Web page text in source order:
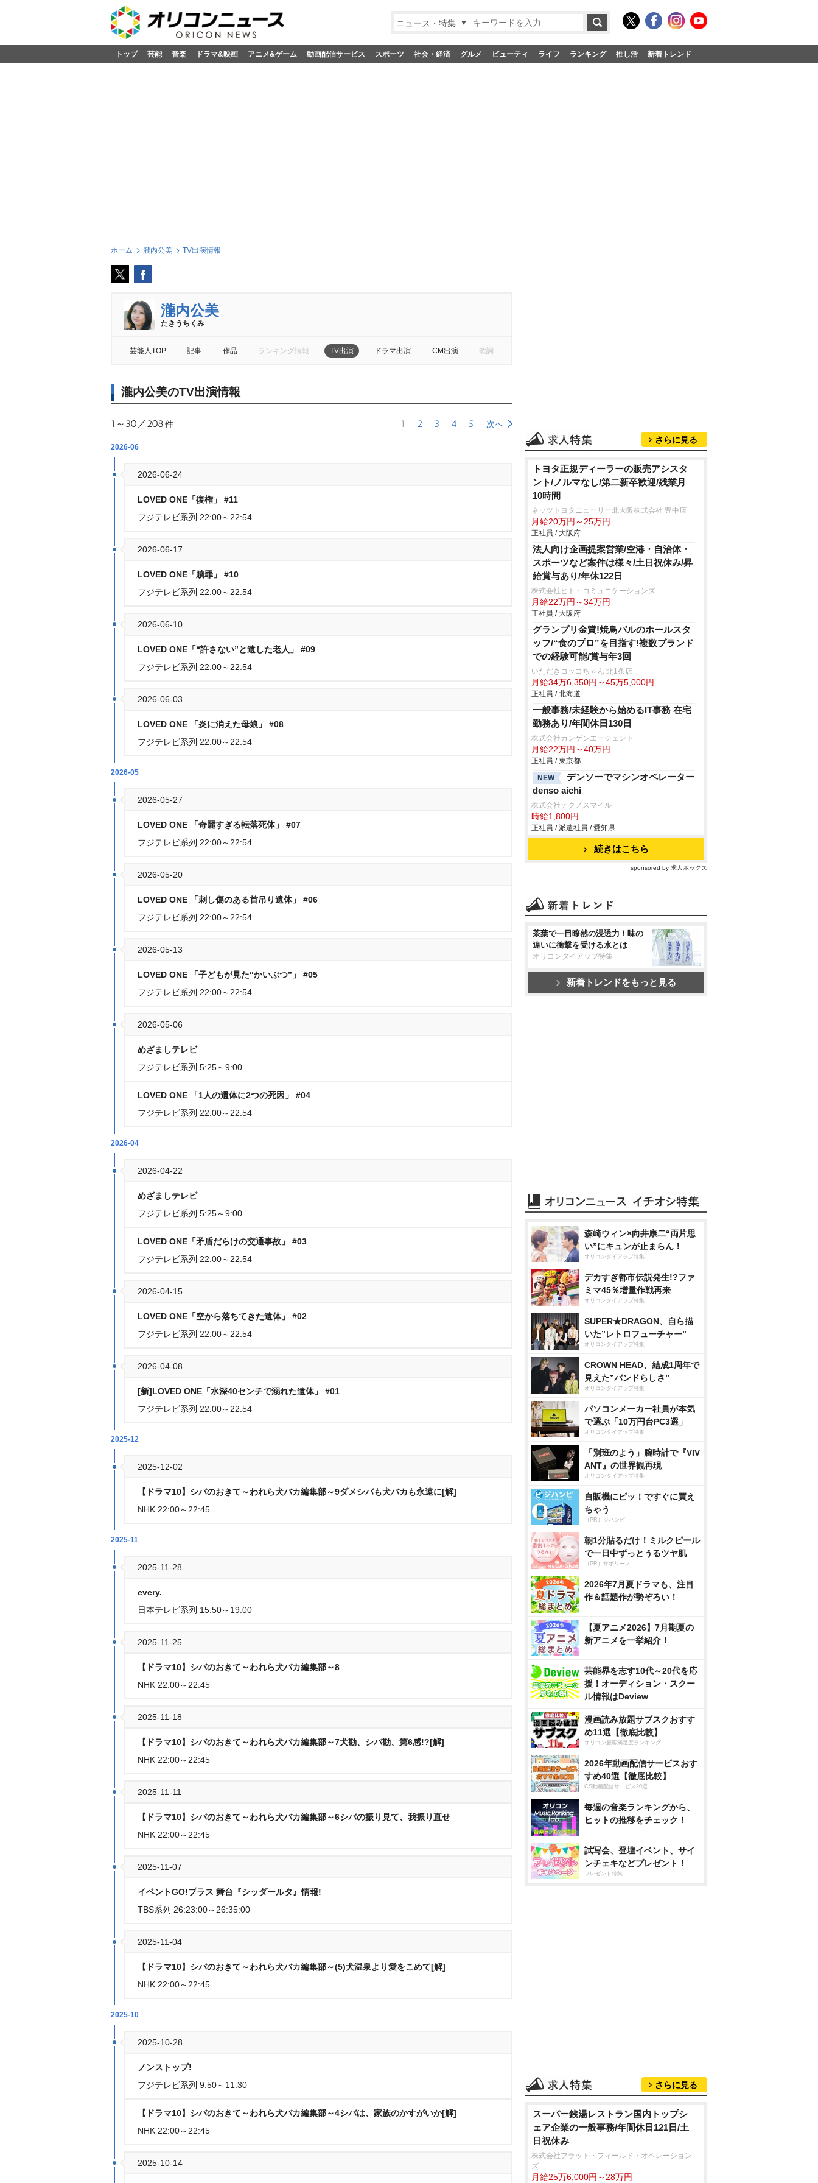
ニュース・特集
トップ 芸能 音楽 ドラマ&映画 アニメ&ゲーム 動画配信サービス スポーツ 社会・経済 グルメ ビューティ ライフ ランキング 推し活 新着トレンド
ホーム 瀧内公美 TV出演情報
瀧内公美
たきうちくみ
芸能人TOP 記事 作品 ランキング情報 TV出演 ドラマ出演 CM出演 歌詞
瀧内公美のTV出演情報
1～30／208件 1 2 3 4 5 次へ
2026-06
2026-06-24
LOVED ONE「復権」 #11
フジテレビ系列 22:00～22:54
2026-06-17
LOVED ONE「贖罪」 #10
フジテレビ系列 22:00～22:54
2026-06-10
LOVED ONE「“許さない”と遺した老人」 #09
フジテレビ系列 22:00～22:54
2026-06-03
LOVED ONE 「炎に消えた母娘」 #08
フジテレビ系列 22:00～22:54
2026-05
2026-05-27
LOVED ONE 「奇麗すぎる転落死体」 #07
フジテレビ系列 22:00～22:54
2026-05-20
LOVED ONE 「刺し傷のある首吊り遺体」 #06
フジテレビ系列 22:00～22:54
2026-05-13
LOVED ONE 「子どもが見た“かいぶつ”」 #05
フジテレビ系列 22:00～22:54
2026-05-06
めざましテレビ
フジテレビ系列 5:25～9:00
LOVED ONE 「1人の遺体に2つの死因」 #04
フジテレビ系列 22:00～22:54
2026-04
2026-04-22
めざましテレビ
フジテレビ系列 5:25～9:00
LOVED ONE「矛盾だらけの交通事故」 #03
フジテレビ系列 22:00～22:54
2026-04-15
LOVED ONE「空から落ちてきた遺体」 #02
フジテレビ系列 22:00～22:54
2026-04-08
[新]LOVED ONE「水深40センチで溺れた遺体」 #01
フジテレビ系列 22:00～22:54
2025-12
2025-12-02
【ドラマ10】シバのおきて～われら犬バカ編集部～9ダメシバも犬バカも永遠に[解]
NHK 22:00～22:45
2025-11
2025-11-28
every.
日本テレビ系列 15:50～19:00
2025-11-25
【ドラマ10】シバのおきて～われら犬バカ編集部～8
NHK 22:00～22:45
2025-11-18
【ドラマ10】シバのおきて～われら犬バカ編集部～7犬勘、シバ勘、第6感!?[解]
NHK 22:00～22:45
2025-11-11
【ドラマ10】シバのおきて～われら犬バカ編集部～6シバの振り見て、我振り直せ
NHK 22:00～22:45
2025-11-07
イベントGO!プラス 舞台『シッダールタ』情報!
TBS系列 26:23:00～26:35:00
2025-11-04
【ドラマ10】シバのおきて～われら犬バカ編集部～(5)犬温泉より愛をこめて[解]
NHK 22:00～22:45
2025-10
2025-10-28
ノンストップ!
フジテレビ系列 9:50～11:30
【ドラマ10】シバのおきて～われら犬バカ編集部～4シバは、家族のかすがいか[解]
NHK 22:00～22:45
2025-10-14
さらに見る
トヨタ正規ディーラーの販売アシスタ
ント/ノルマなし/第二新卒歓迎/残業月
10時間
ネッツトヨタニューリー北大阪株式会社 豊中店
月給20万円～25万円
正社員 / 大阪府
法人向け企画提案営業/空港・自治体・
スポーツなど案件は様々/土日祝休み/昇
給賞与あり/年休122日
株式会社ヒト・コミュニケーションズ
月給22万円～34万円
正社員 / 大阪府
グランプリ金賞!焼鳥バルのホールスタ
ッフ/“食のプロ”を目指す!複数ブランド
での経験可能/賞与年3回
いただきコッコちゃん 北1条店
月給34万6,350円～45万5,000円
正社員 / 北海道
一般事務/未経験から始めるIT事務 在宅
勤務あり/年間休日130日
株式会社カンゲンエージェント
月給22万円～40万円
正社員 / 東京都
NEW
デンソーでマシンオペレーター
denso aichi
株式会社テクノスマイル
時給1,800円
正社員 / 派遣社員 / 愛知県
続きはこちら
sponsored by 求人ボックス
茶葉で一目瞭然の浸透力！味の
違いに衝撃を受ける水とは
オリコンタイアップ特集
新着トレンドをもっと見る
森崎ウィン×向井康二“両片思
い”にキュンが止まらん！
オリコンタイアップ特集
デカすぎ都市伝説発生!?ファ
ミマ45％増量作戦再来
オリコンタイアップ特集
SUPER★DRAGON、自ら描
いた”レトロフューチャー”
オリコンタイアップ特集
CROWN HEAD、結成1周年で
見えた”バンドらしさ”
オリコンタイアップ特集
パソコンメーカー社員が本気
で選ぶ「10万円台PC3選」
オリコンタイアップ特集
「別班のよう」腕時計で『VIV
ANT』の世界観再現
オリコンタイアップ特集
自販機にピッ！ですぐに買え
ちゃう
（PR）ジハンピ
朝1分貼るだけ！ミルクピール
で一日中ずっとうるツヤ肌
（PR）サボリーノ
2026年7月夏ドラマも、注目
作＆話題作が勢ぞろい！
【夏アニメ2026】7月期夏の
新アニメを一挙紹介！
芸能界を志す10代～20代を応
援！オーディション・スクー
ル情報はDeview
漫画読み放題サブスクおすす
め11選【徹底比較】
オリコン顧客満足度ランキング
2026年動画配信サービスおす
すめ40選【徹底比較】
CS動画配信サービス20選
毎週の音楽ランキングから、
ヒットの推移をチェック！
試写会、登壇イベント、サイ
ンチェキなどプレゼント！
プレゼント特集
さらに見る
スーパー銭湯レストラン国内トップシ
ェア企業の一般事務/年間休日121日/土
日祝休み
株式会社フラット・フィールド・オペレーション
ズ
月給25万6,000円～28万円